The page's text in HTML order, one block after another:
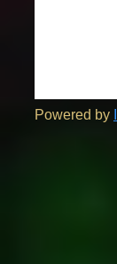
Powered by